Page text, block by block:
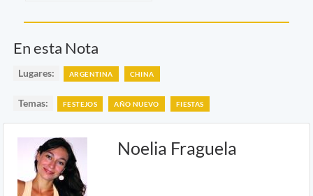
En esta Nota
Lugares: ARGENTINA CHINA
Temas: FESTEJOS AÑO NUEVO FIESTAS
Noelia Fraguela